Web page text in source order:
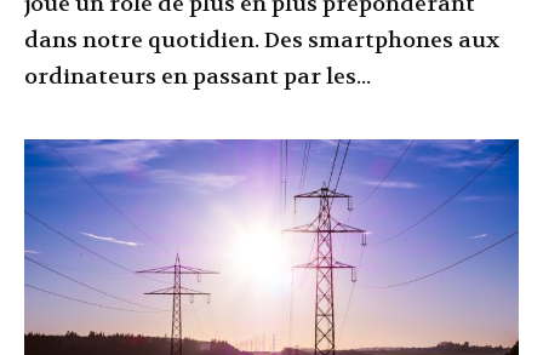
dans notre quotidien. Des smartphones aux
ordinateurs en passant par les...